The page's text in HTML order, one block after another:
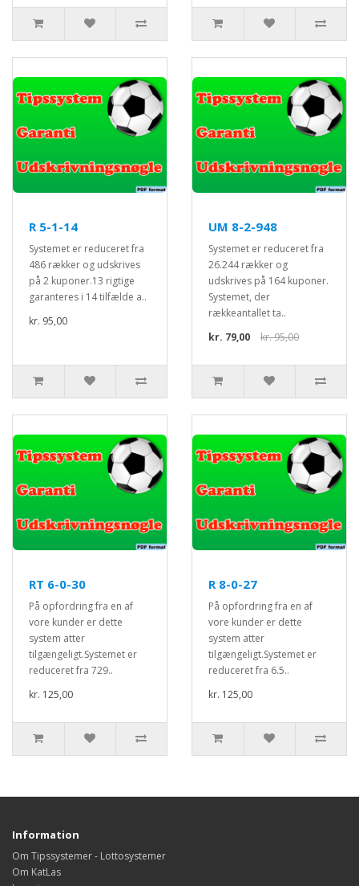
R 5-1-14
Systemet er reduceret fra
486 rækker og udskrives
på 2 kuponer.13 rigtige
garanteres i 14 tilfælde a..
kr. 95,00
UM 8-2-948
Systemet er reduceret fra
26.244 rækker og
udskrives på 164 kuponer.
Systemet, der
rækkeantallet ta..
kr. 79,00
kr. 95,00
RT 6-0-30
På opfordring fra en af
vore kunder er dette
system atter
tilgængeligt.Systemet er
reduceret fra 729..
kr. 125,00
R 8-0-27
På opfordring fra en af
vore kunder er dette
system atter
tilgængeligt.Systemet er
reduceret fra 6.5..
kr. 125,00
Information
Om Tipssystemer - Lottosystemer
Om KatLas